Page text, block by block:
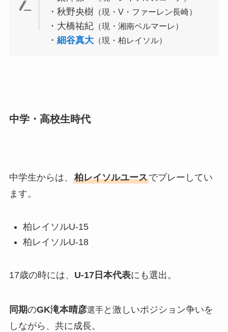
・秋野央樹 （現・V・ファーレン長崎）
・大橋祐紀 （現・湘南ベルマーレ）
・細谷真大 （現・柏レイソル）
中学・高校生時代
中学生からは、 柏レイソルユースでプレーしてい
ます。
柏レイソルU-15
柏レイソルU-18
17歳の時には、 U-17日本代表にも選出。
同期のGK滝本晴彦選手と激しいポジション争いを
しながら、共に成長。